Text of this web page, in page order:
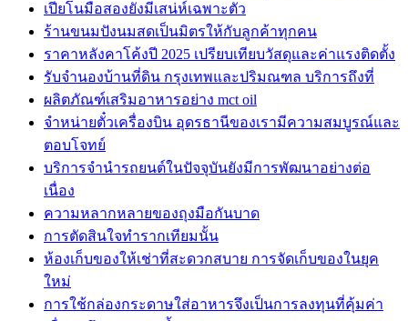
เปียโนมือสองยังมีเสน่ห์เฉพาะตัว
ร้านขนมปังนมสดเป็นมิตรให้กับลูกค้าทุกคน
ราคาหลังคาโค้งปี 2025 เปรียบเทียบวัสดุและค่าแรงติดตั้ง
รับจำนองบ้านที่ดิน กรุงเทพและปริมณฑล บริการถึงที่
ผลิตภัณฑ์เสริมอาหารอย่าง mct oil
จำหน่ายตั๋วเครื่องบิน อุดรธานีของเรามีความสมบูรณ์และ
ตอบโจทย์
บริการจำนำรถยนต์ในปัจจุบันยังมีการพัฒนาอย่างต่อ
เนื่อง
ความหลากหลายของถุงมือกันบาด
การตัดสินใจทำรากเทียมนั้น
ห้องเก็บของให้เช่าที่สะดวกสบาย การจัดเก็บของในยุค
ใหม่
การใช้กล่องกระดาษใส่อาหารจึงเป็นการลงทุนที่คุ้มค่า